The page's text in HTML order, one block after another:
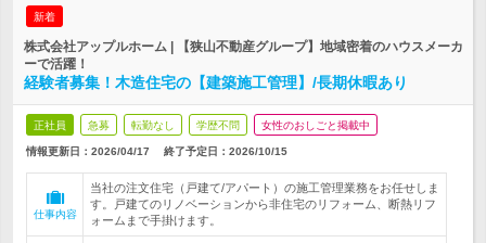
新着
株式会社アップルホーム | 【狭山不動産グループ】地域密着のハウスメーカ
ーで活躍！
経験者募集！木造住宅の【建築施工管理】/長期休暇あり
正社員 急募 転勤なし 学歴不問 女性のおしごと掲載中
情報更新日：2026/04/17 終了予定日： 2026/10/15
仕事内容
当社の注文住宅（戸建て/アパート）の施工管理業務をお任せしま
す。戸建てのリノベーションから非住宅のリフォーム、断熱リフ
ォームまで手掛けます。